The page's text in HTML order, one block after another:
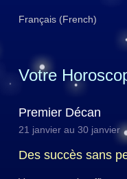
Français (French)
Votre
Premier Décan
21 janvier au 30 janvier
Des succès sans